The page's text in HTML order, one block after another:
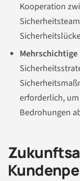
Kooperation
erforderlich,
Bedrohungen